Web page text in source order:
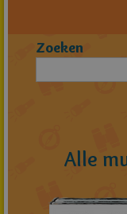
Zoeken
Alle